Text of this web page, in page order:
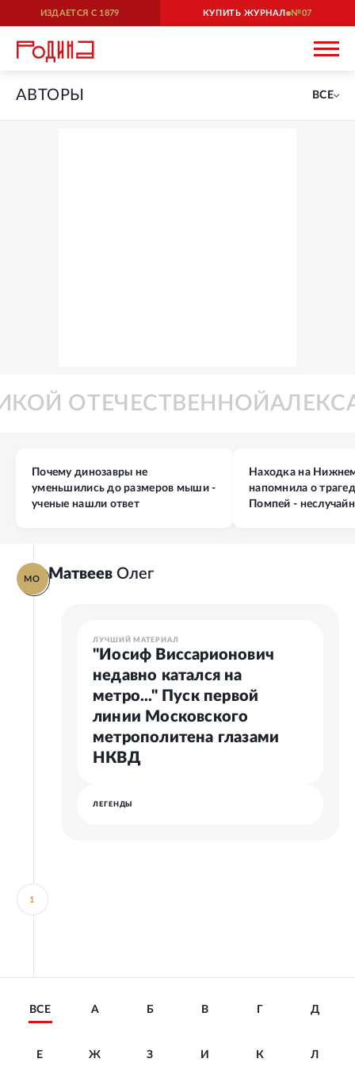
ИЗДАЕТСЯ С 1879 КУПИТЬ ЖУРНАЛ 07
ОТЕЧЕСТВЕННОЙ
Почему динозавры не
уменьшились до размеров мыши -
ученые нашли ответ
Находка на
напомнила о
Помпей -
АВТОРЫ ВСЕ
МО Матвеев Олег
ЛУЧШИЙ МАТЕРИАЛ
"Иосиф Виссарионович
недавно катался на
метро..." Пуск первой
линии Московского
метрополитена глазами
НКВД
ЛЕГЕНДЫ
1
ВСЕ А Б В Г Д
Е Ж З И К Л